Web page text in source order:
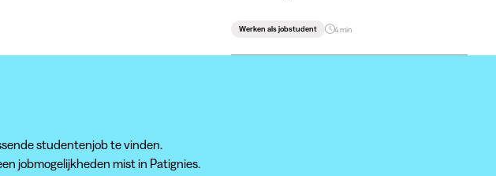
Werken als jobstudent 4 min
studentenjob te vinden.
jobmogelijkheden mist in Patignies.